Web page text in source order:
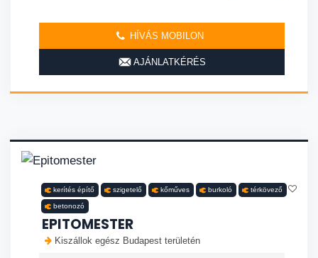
HÍVÁS MOBILON
AJÁNLATKÉRÉS
kerítés építő szigetelő kőműves burkoló térkövező
betonozó
EPITOMESTER
Kiszállok egész Budapest területén